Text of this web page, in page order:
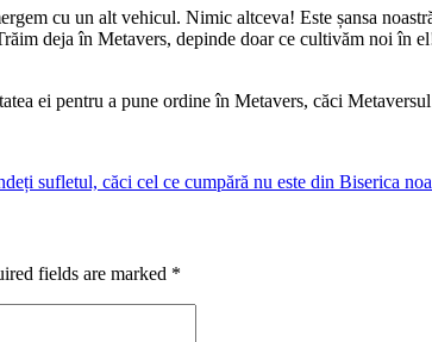
cu un alt vehicul. Nimic altceva! Este șansa
deja în Metavers, depinde doar ce cultivăm noi
ei pentru a pune ordine în Metavers, căci
sufletul, căci cel ce cumpără nu este din Biserica
fields are marked *